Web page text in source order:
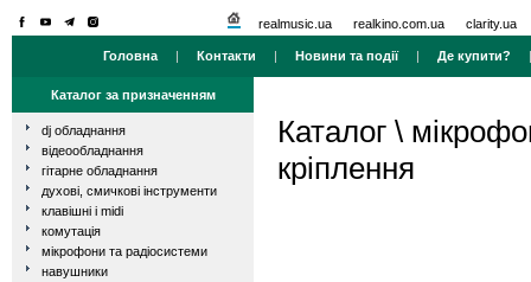
realmusic.ua realkino.com.ua clarity.ua
Головна | Контакти | Новини та події| Де купити?
Каталог за призначенням
dj обладнання
відеообладнання
гітарне обладнання
духові, смичкові інструменти
клавішні і midi
комутація
мікрофони та радіосистеми
навушники
Каталог \
кріплення